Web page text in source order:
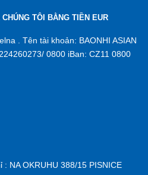
TÔI BẰNG TIỀN EUR
. Tên tài khoản: BAONHI ASIAN
0800 iBan: CZ11 0800
NA OKRUHU 388/15 PISNICE